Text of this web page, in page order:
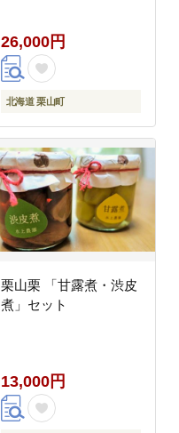
26,000円
北海道 栗山町
栗山栗 「甘露煮・渋皮
煮」セット
13,000円